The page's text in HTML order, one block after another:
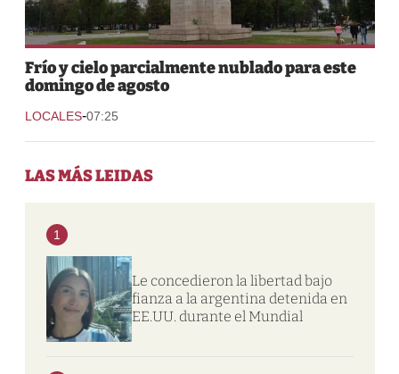
Frío y cielo parcialmente nublado para este
domingo de agosto
LOCALES-07:25
LAS MÁS LEIDAS
1
Le concedieron la libertad bajo
fianza a la argentina detenida en
EE.UU. durante el Mundial